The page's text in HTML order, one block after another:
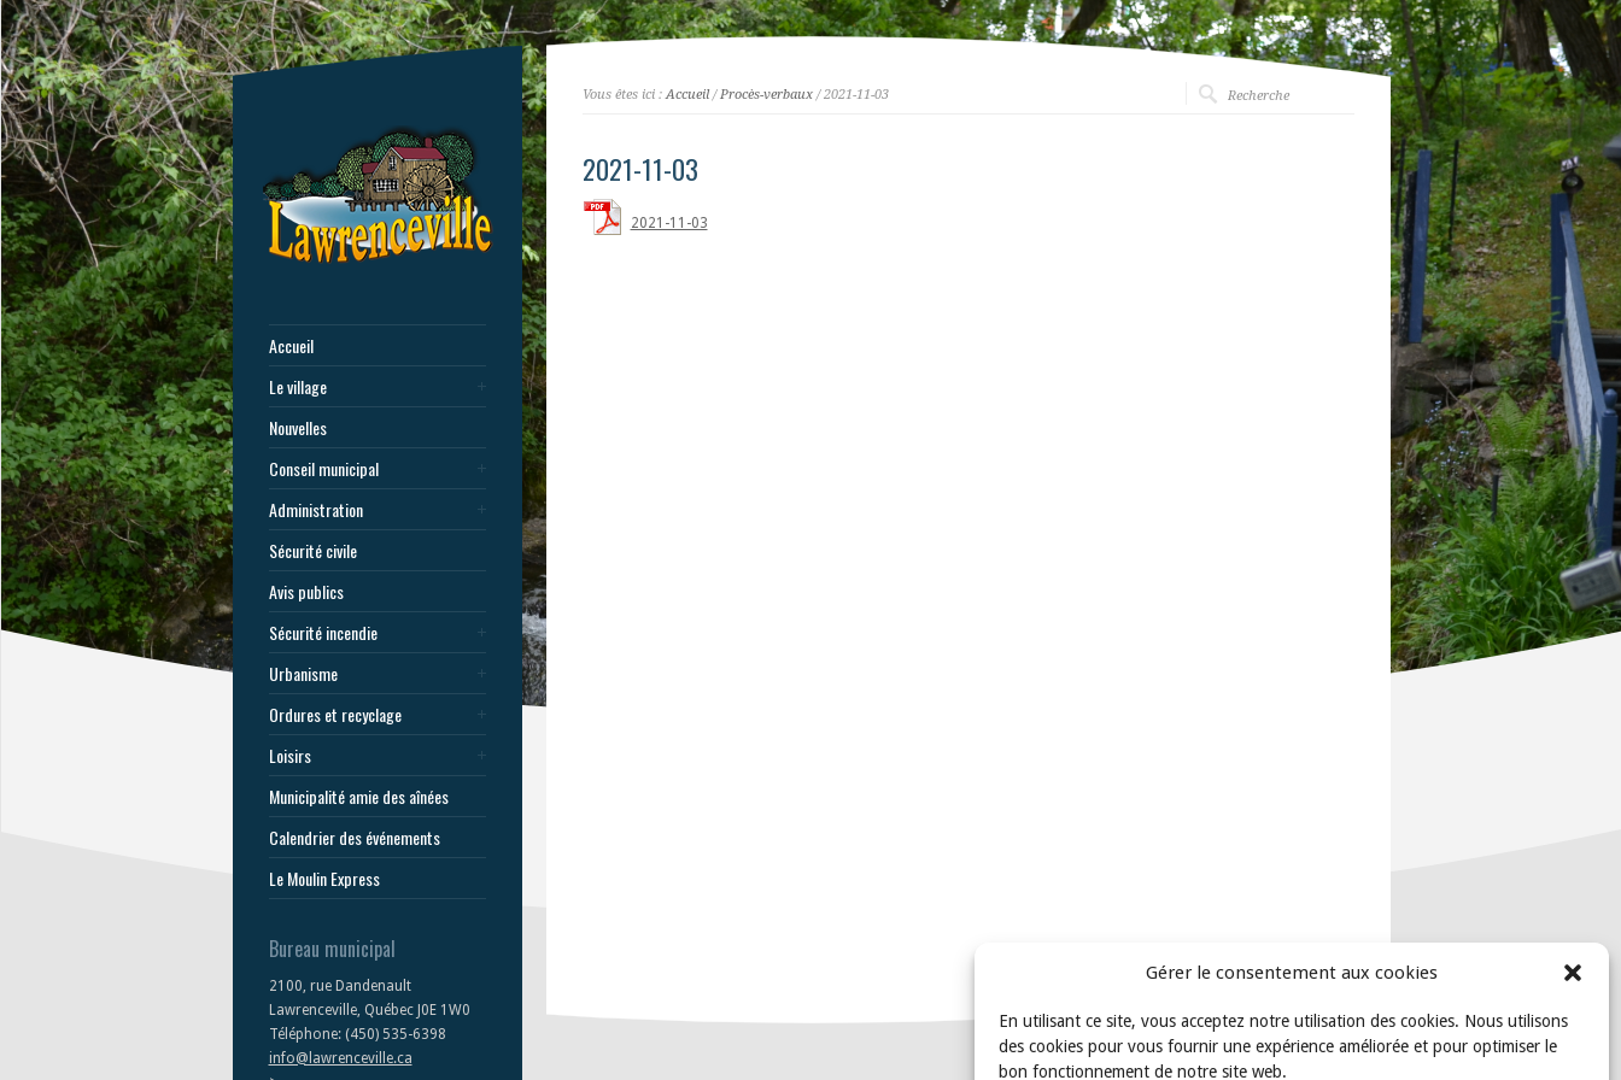
Gérer le consentement aux cookies
En utilisant ce site, vous acceptez notre utilisation des cookies. Nous utilisons
des cookies pour vous fournir une expérience améliorée et pour optimiser le
bon fonctionnement de notre site web.
Accueil
Le village
Nouvelles
Conseil municipal
Administration
Sécurité civile
Avis publics
Sécurité incendie
Urbanisme
Ordures et recyclage
Loisirs
Municipalité amie des aînées
Calendrier des événements
Le Moulin Express
Bureau municipal
2100, rue Dandenault
Lawrenceville, Québec J0E 1W0
Téléphone: (450) 535-6398
info@lawrenceville.ca
Vous êtes ici :Accueil/Procès-verbaux/ 2021-11-03
2021-11-03
2021-11-03